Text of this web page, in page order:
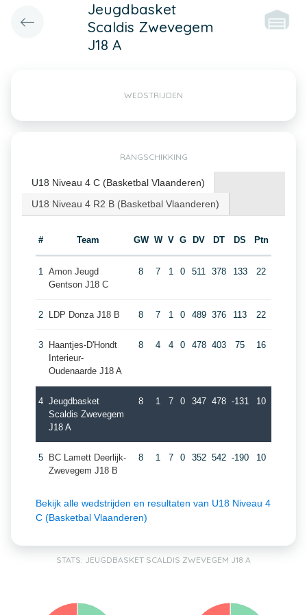
Jeugdbasket
Scaldis Zwevegem
J18 A
WEDSTRIJDEN
RANGSCHIKKING
U18 Niveau 4 C (Basketbal Vlaanderen)
U18 Niveau 4 R2 B (Basketbal Vlaanderen)
# Team GW W V G DV DT DS Ptn
1 Amon Jeugd
Gentson J18 C
8 7 1 0 511 378 133 22
2 LDP Donza J18 B 8 7 1 0 489 376 113 22
3
Haantjes-D'Hondt
Interieur-
Oudenaarde J18 A
8 4 4 0 478 403 75 16
4 Jeugdbasket
Scaldis Zwevegem
J18 A
8 1 7 0 347 478 -131 10
5
BC Lamett Deerlijk-
Zwevegem J18 B
8 1 7 0 352 542 -190 10
Bekijk alle wedstrijden en resultaten van U18 Niveau 4
C (Basketbal Vlaanderen)
STATS: JEUGDBASKET SCALDIS ZWEVEGEM J18 A